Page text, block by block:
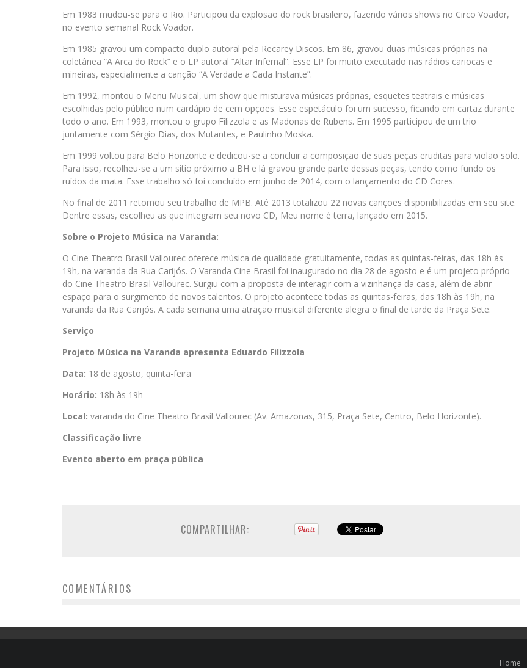
Em 1983 mudou-se para o Rio. Participou da explosão do rock brasileiro, fazendo vários shows no Circo Voador,
no evento semanal Rock Voador.
Em 1985 gravou um compacto duplo autoral pela Recarey Discos. Em 86, gravou duas músicas próprias na
coletânea “A Arca do Rock” e o LP autoral “Altar Infernal”. Esse LP foi muito executado nas rádios cariocas e
mineiras, especialmente a canção “A Verdade a Cada Instante”.
Em 1992, montou o Menu Musical, um show que misturava músicas próprias, esquetes teatrais e músicas
escolhidas pelo público num cardápio de cem opções. Esse espetáculo foi um sucesso, ficando em cartaz durante
todo o ano. Em 1993, montou o grupo Filizzola e as Madonas de Rubens. Em 1995 participou de um trio
juntamente com Sérgio Dias, dos Mutantes, e Paulinho Moska.
Em 1999 voltou para Belo Horizonte e dedicou-se a concluir a composição de suas peças eruditas para violão solo.
Para isso, recolheu-se a um sítio próximo a BH e lá gravou grande parte dessas peças, tendo como fundo os
ruídos da mata. Esse trabalho só foi concluído em junho de 2014, com o lançamento do CD Cores.
No final de 2011 retomou seu trabalho de MPB. Até 2013 totalizou 22 novas canções disponibilizadas em seu site.
Dentre essas, escolheu as que integram seu novo CD, Meu nome é terra, lançado em 2015.
Sobre o Projeto Música na Varanda:
O Cine Theatro Brasil Vallourec oferece música de qualidade gratuitamente, todas as quintas-feiras, das 18h às
19h, na varanda da Rua Carijós. O Varanda Cine Brasil foi inaugurado no dia 28 de agosto e é um projeto próprio
do Cine Theatro Brasil Vallourec. Surgiu com a proposta de interagir com a vizinhança da casa, além de abrir
espaço para o surgimento de novos talentos. O projeto acontece todas as quintas-feiras, das 18h às 19h, na
varanda da Rua Carijós. A cada semana uma atração musical diferente alegra o final de tarde da Praça Sete.
Serviço
Projeto Música na Varanda apresenta Eduardo Filizzola
Data: 18 de agosto, quinta-feira
Horário: 18h às 19h
Local: varanda do Cine Theatro Brasil Vallourec (Av. Amazonas, 315, Praça Sete, Centro, Belo Horizonte).
Classificação livre
Evento aberto em praça pública
COMPARTILHAR:
COMENTÁRIOS
Home